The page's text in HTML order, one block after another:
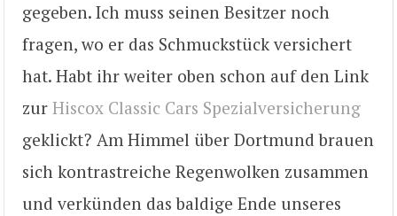
gegeben. Ich muss seinen Besitzer noch
fragen, wo er das Schmuckstück versichert
hat. Habt ihr weiter oben schon auf den Link
zur Hiscox Classic Cars Spezialversicherung
geklickt? Am Himmel über Dortmund brauen
sich kontrastreiche Regenwolken zusammen
und verkünden das baldige Ende unseres